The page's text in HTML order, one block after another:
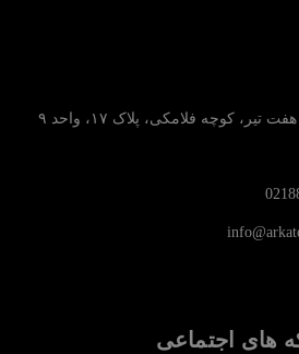
تیر، کوچه فلامکی، پلاک ۱۷، واحد ۹
های اجتماعی